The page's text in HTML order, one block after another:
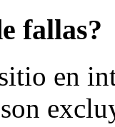
fallas?
en